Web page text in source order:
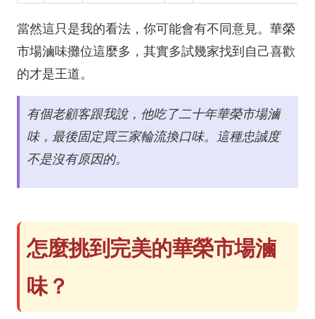
當然這只是我的看法，你可能會有不同意見。華榮
市場滷味攤位這麼多，其實多試幾家找到自己喜歡
的才是王道。
有個老顧客跟我說，他吃了二十年華榮市場滷
味，最後固定買三家輪流換口味。這種忠誠度
不是沒有原因的。
怎麼挑到完美的華榮市場滷
味？